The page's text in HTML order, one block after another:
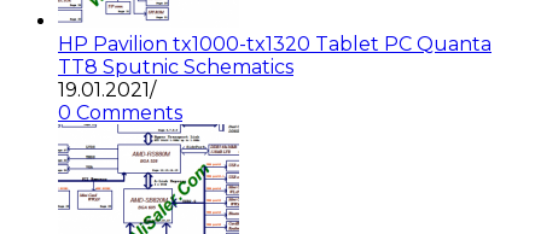
HP Pavilion tx1000-tx1320 Tablet PC Quanta
TT8 Sputnic Schematics
19.01.2021/
0 Comments